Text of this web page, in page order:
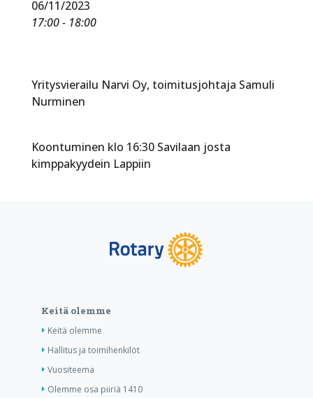
06/11/2023
17:00 - 18:00
Yritysvierailu Narvi Oy, toimitusjohtaja Samuli
Nurminen
Koontuminen klo 16:30 Savilaan josta
kimppakyydein Lappiin
Keitä olemme
Keitä olemme
Hallitus ja toimihenkilöt
Vuositeema
Olemme osa piiriä 1410